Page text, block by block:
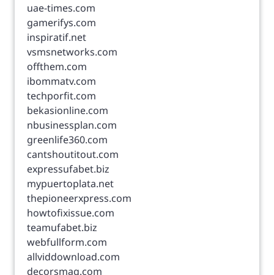
uae-times.com
gamerifys.com
inspiratif.net
vsmsnetworks.com
offthem.com
ibommatv.com
techporfit.com
bekasionline.com
nbusinessplan.com
greenlife360.com
cantshoutitout.com
expressufabet.biz
mypuertoplata.net
thepioneerxpress.com
howtofixissue.com
teamufabet.biz
webfullform.com
allviddownload.com
decorsmag.com